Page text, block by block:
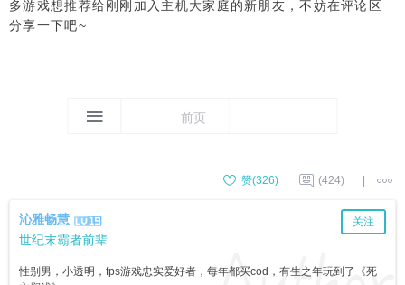
多游戏想推荐给刚刚加入主机大家庭的新朋友，不妨在评论区
分享一下吧~
前页
(424)
赞(326)
沁雅畅慧
世纪末霸者前辈
性别男，小透明，fps游戏忠实爱好者，每年都买cod，有生之年玩到了《死
关注